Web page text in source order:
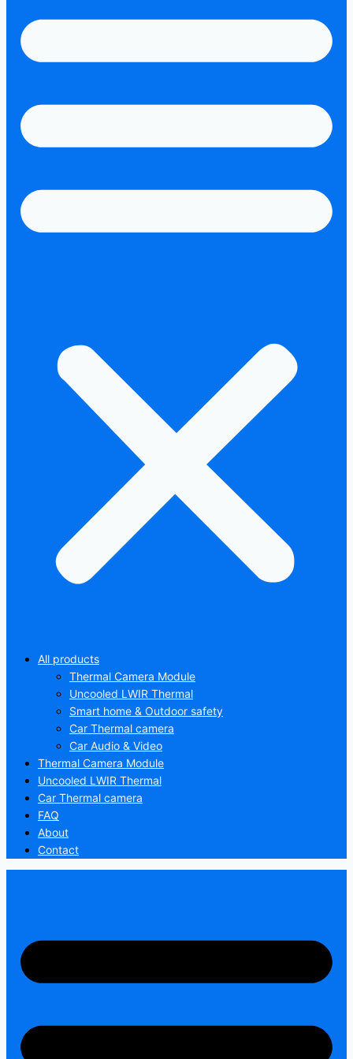
All products
Thermal Camera Module
Uncooled LWIR Thermal
Smart home & Outdoor safety
Car Thermal camera
Car Audio & Video
Thermal Camera Module
Uncooled LWIR Thermal
Car Thermal camera
FAQ
About
Contact